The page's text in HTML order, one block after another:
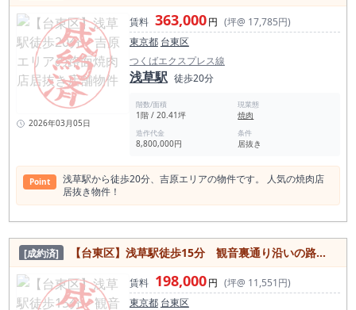
2026年03月05日
賃料 363,000円 (坪@ 17,785円)
東京都 台東区
つくばエクスプレス線
浅草駅 徒歩20分
階数/面積
1階 / 20.41坪
現業態
焼肉
造作代金
8,800,000円
条件
居抜き
Point
浅草駅から徒歩20分、吉原エリアの物件です。 人気の焼肉店
居抜き物件！
[成約済] 【台東区】浅草駅徒歩15分 観音裏通り沿いの路面韓国料理店居抜き物件
賃料 198,000円 (坪@ 11,551円)
東京都 台東区